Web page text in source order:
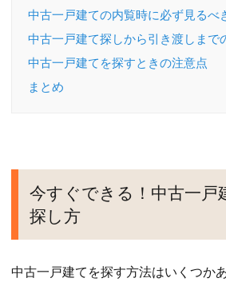
中古一戸建ての内覧時に必ず見るべ
中古一戸建て探しから引き渡しまで
中古一戸建てを探すときの注意点
まとめ
今すぐできる！中古一戸
探し方
中古一戸建てを探す方法はいくつか